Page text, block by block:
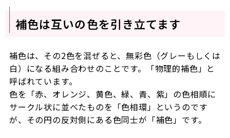
補色は互いの色を引き立てます
補色は、その2色を混ぜると、無彩色（グレーもしくは
白）になる組み合わせのことです。「物理的補色」と
呼ばれています。
色を「赤、オレンジ、黄色、緑、青、紫」の色相順に
サークル状に並べたものを「色相環」というのです
が、その円の反対側にある色同士が「補色」です。